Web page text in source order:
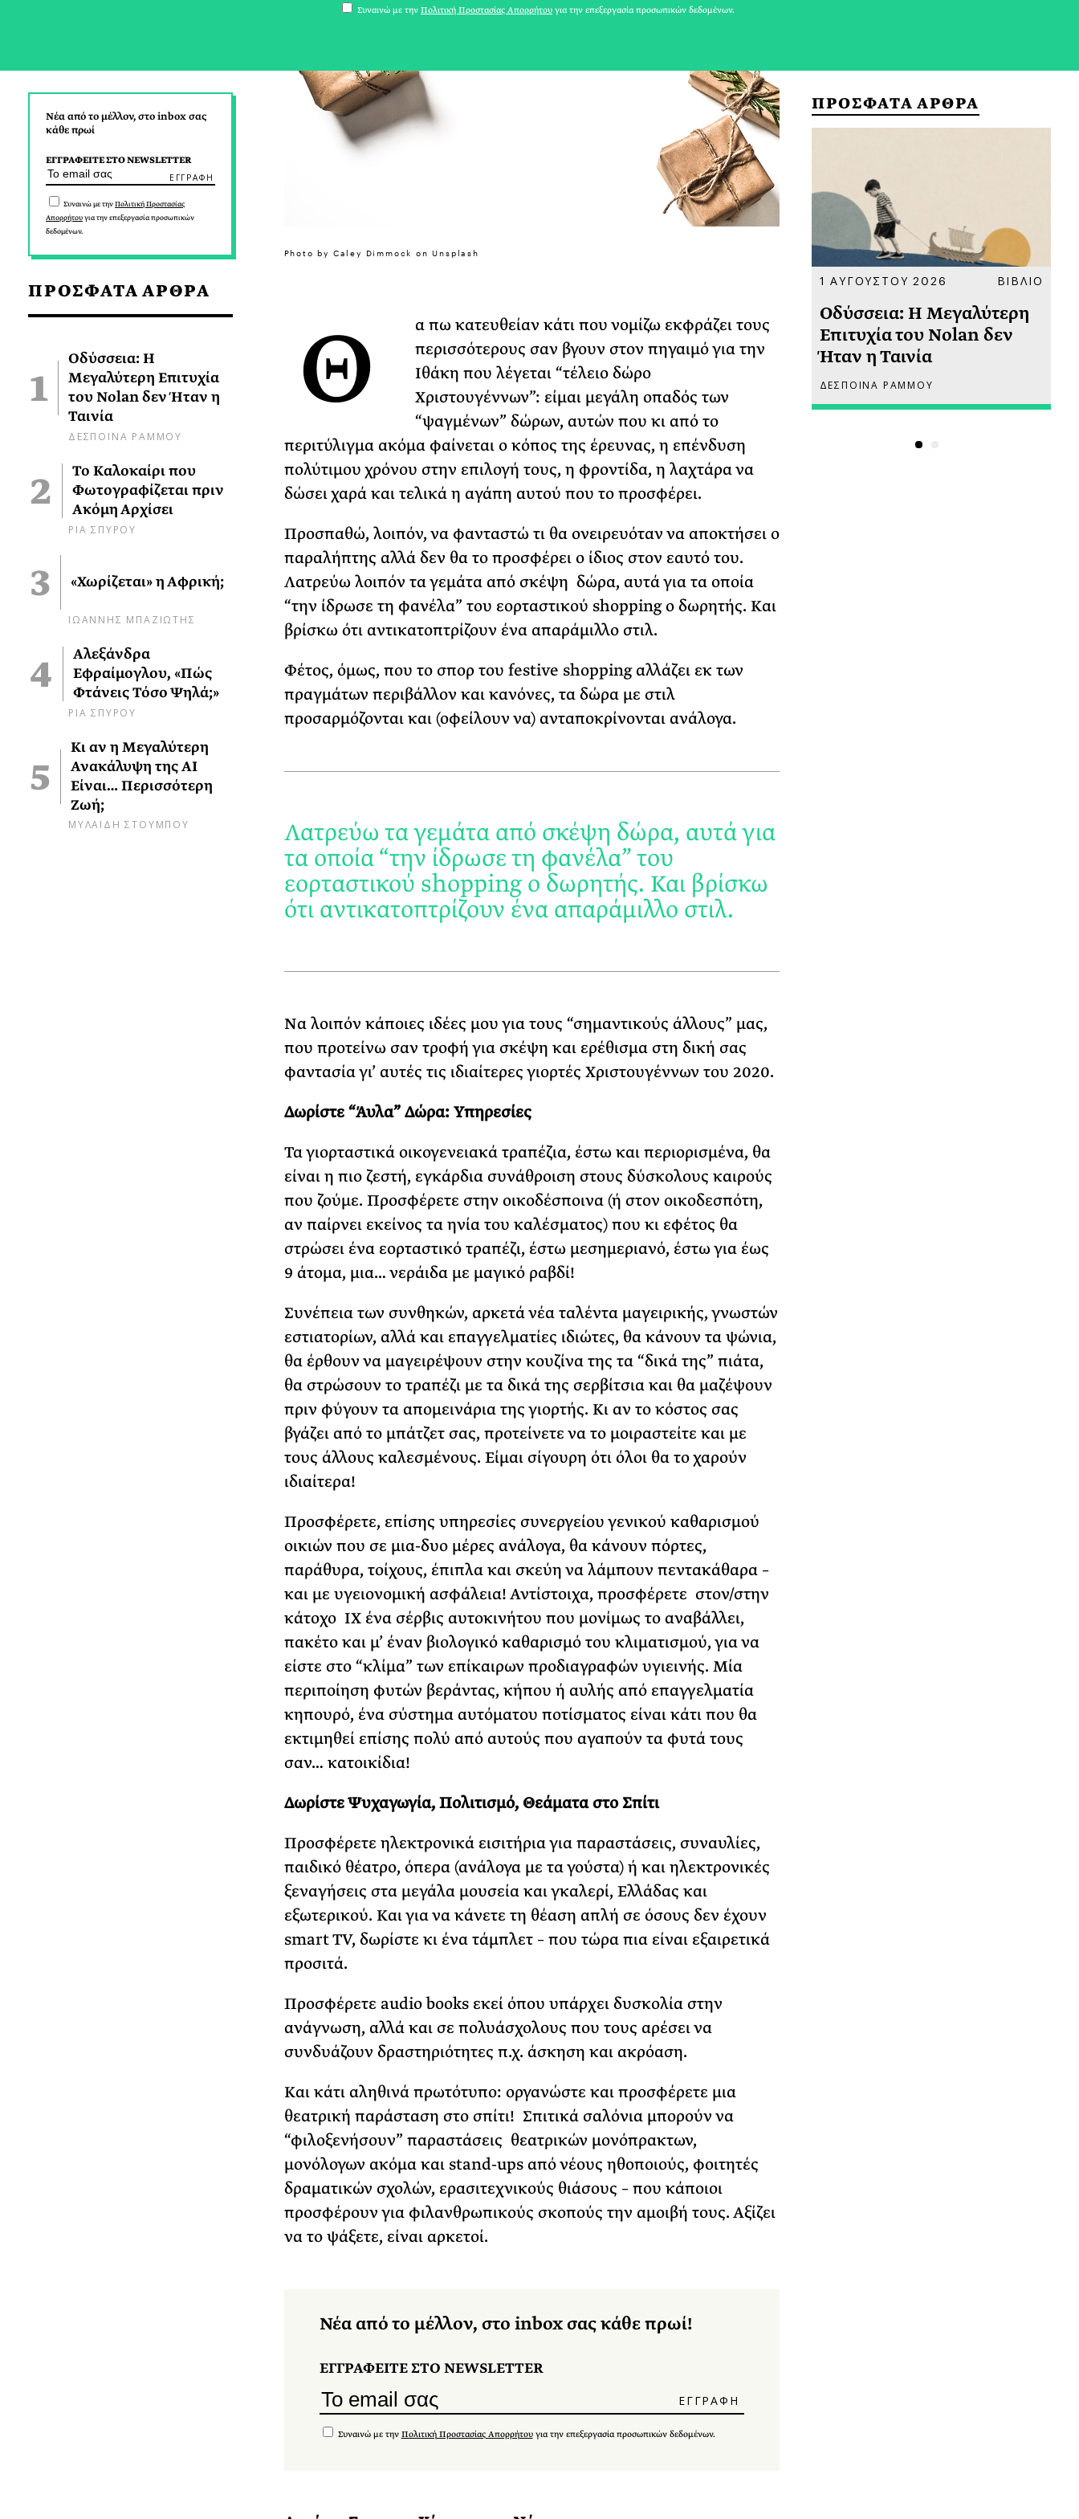
Νέα από το μέλλον, στο inbox σας
κάθε πρωί
ΕΓΓΡΑΦΕΙΤΕ ΣΤΟ NEWSLETTER
Συναινώ με τηνΠολιτική Προστασίας
Απορρήτουγια την επεξεργασία προσωπικών
δεδομένων.
ΠΡΟΣΦΑΤΑ ΑΡΘΡΑ
Οδύσσεια: Η
Μεγαλύτερη Επιτυχία
του Nolan δεν Ήταν η
Ταινία
ΔΕΣΠΟΙΝΑ ΡΑΜΜΟΥ
Το Καλοκαίρι που
Φωτογραφίζεται πριν
Ακόμη Αρχίσει
ΡΙΑ ΣΠΥΡΟΥ
«Χωρίζεται» η Αφρική;
ΙΩΑΝΝΗΣ ΜΠΑΖΙΩΤΗΣ
Αλεξάνδρα
Εφραίμογλου, «Πώς
Φτάνεις Τόσο Ψηλά;»
ΡΙΑ ΣΠΥΡΟΥ
Κι αν η Μεγαλύτερη
Ανακάλυψη της AI
Είναι… Περισσότερη
Ζωή;
ΜΥΛΑΙΔΗ ΣΤΟΥΜΠΟΥ
Photo by Caley Dimmock on Unsplash
Θ
α πω κατευθείαν κάτι που νομίζω εκφράζει τους
περισσότερους σαν βγουν στον πηγαιμό για την
Ιθάκη που λέγεται “τέλειο δώρο
Χριστουγέννων”: είμαι μεγάλη οπαδός των
“ψαγμένων” δώρων, αυτών που κι από το
περιτύλιγμα ακόμα φαίνεται ο κόπος της έρευνας, η επένδυση
πολύτιμου χρόνου στην επιλογή τους, η φροντίδα, η λαχτάρα να
δώσει χαρά και τελικά η αγάπη αυτού που το προσφέρει.
Προσπαθώ, λοιπόν, να φανταστώ τι θα ονειρευόταν να αποκτήσει ο
παραλήπτης αλλά δεν θα το προσφέρει ο ίδιος στον εαυτό του.
Λατρεύω λοιπόν τα γεμάτα από σκέψη δώρα, αυτά για τα οποία
“την ίδρωσε τη φανέλα” του εορταστικού shopping ο δωρητής. Και
βρίσκω ότι αντικατοπτρίζουν ένα απαράμιλλο στιλ.
Φέτος, όμως, που το σπορ του festive shopping αλλάζει εκ των
πραγμάτων περιβάλλον και κανόνες, τα δώρα με στιλ
προσαρμόζονται και (οφείλουν να) ανταποκρίνονται ανάλογα.
Λατρεύω τα γεμάτα από σκέψη δώρα, αυτά για
τα οποία “την ίδρωσε τη φανέλα” του
εορταστικού shopping ο δωρητής. Και βρίσκω
ότι αντικατοπτρίζουν ένα απαράμιλλο στιλ.
Να λοιπόν κάποιες ιδέες μου για τους “σημαντικούς άλλους” μας,
που προτείνω σαν τροφή για σκέψη και ερέθισμα στη δική σας
φαντασία γι’ αυτές τις ιδιαίτερες γιορτές Χριστουγέννων του 2020.
Δωρίστε “Άυλα” Δώρα: Yπηρεσίες
Τα γιορταστικά οικογενειακά τραπέζια, έστω και περιορισμένα, θα
είναι η πιο ζεστή, εγκάρδια συνάθροιση στους δύσκολους καιρούς
που ζούμε. Προσφέρετε στην οικοδέσποινα (ή στον οικοδεσπότη,
αν παίρνει εκείνος τα ηνία του καλέσματος) που κι εφέτος θα
στρώσει ένα εορταστικό τραπέζι, έστω μεσημεριανό, έστω για έως
9 άτομα, μια… νεράιδα με μαγικό ραβδί!
Συνέπεια των συνθηκών, αρκετά νέα ταλέντα μαγειρικής, γνωστών
εστιατορίων, αλλά και επαγγελματίες ιδιώτες, θα κάνουν τα ψώνια,
θα έρθουν να μαγειρέψουν στην κουζίνα της τα “δικά της” πιάτα,
θα στρώσουν το τραπέζι με τα δικά της σερβίτσια και θα μαζέψουν
πριν φύγουν τα απομεινάρια της γιορτής. Κι αν το κόστος σας
βγάζει από το μπάτζετ σας, προτείνετε να το μοιραστείτε και με
τους άλλους καλεσμένους. Είμαι σίγουρη ότι όλοι θα το χαρούν
ιδιαίτερα!
Προσφέρετε, επίσης υπηρεσίες συνεργείου γενικού καθαρισμού
οικιών που σε μια-δυο μέρες ανάλογα, θα κάνουν πόρτες,
παράθυρα, τοίχους, έπιπλα και σκεύη να λάμπουν πεντακάθαρα –
και με υγειονομική ασφάλεια! Αντίστοιχα, προσφέρετε στον/στην
κάτοχο ΙΧ ένα σέρβις αυτοκινήτου που μονίμως το αναβάλλει,
πακέτο και μ’ έναν βιολογικό καθαρισμό του κλιματισμού, για να
είστε στο “κλίμα” των επίκαιρων προδιαγραφών υγιεινής. Μία
περιποίηση φυτών βεράντας, κήπου ή αυλής από επαγγελματία
κηπουρό, ένα σύστημα αυτόματου ποτίσματος είναι κάτι που θα
εκτιμηθεί επίσης πολύ από αυτούς που αγαπούν τα φυτά τους
σαν… κατοικίδια!
Δωρίστε Ψυχαγωγία, Πολιτισμό, Θεάματα στο Σπίτι
Προσφέρετε ηλεκτρονικά εισιτήρια για παραστάσεις, συναυλίες,
παιδικό θέατρο, όπερα (ανάλογα με τα γούστα) ή και ηλεκτρονικές
ξεναγήσεις στα μεγάλα μουσεία και γκαλερί, Ελλάδας και
εξωτερικού. Και για να κάνετε τη θέαση απλή σε όσους δεν έχουν
smart TV, δωρίστε κι ένα τάμπλετ – που τώρα πια είναι εξαιρετικά
προσιτά.
Προσφέρετε audio books εκεί όπου υπάρχει δυσκολία στην
ανάγνωση, αλλά και σε πολυάσχολους που τους αρέσει να
συνδυάζουν δραστηριότητες π.χ. άσκηση και ακρόαση.
Και κάτι αληθινά πρωτότυπο: οργανώστε και προσφέρετε μια
θεατρική παράσταση στο σπίτι! Σπιτικά σαλόνια μπορούν να
“φιλοξενήσουν” παραστάσεις θεατρικών μονόπρακτων,
μονόλογων ακόμα και stand-ups από νέους ηθοποιούς, φοιτητές
δραματικών σχολών, ερασιτεχνικούς θιάσους – που κάποιοι
προσφέρουν για φιλανθρωπικούς σκοπούς την αμοιβή τους. Αξίζει
να το ψάξετε, είναι αρκετοί.
Νέα από το μέλλον, στο inbox σας κάθε πρωί!
ΕΓΓΡΑΦΕΙΤΕ ΣΤΟ NEWSLETTER
Συναινώ με την Πολιτική Προστασίας Απορρήτουγια την επεξεργασία προσωπικών δεδομένων.
ΠΡΟΣΦΑΤΑ ΑΡΘΡΑ
Το Καλοκαίρι που
Φωτογραφίζεται πριν
Ακόμη Αρχίσει
ΡΙΑ ΣΠΥΡΟΥ
1 ΑΥΓΟΥΣΤΟΥ 2026 ΒΙΒΛΙΟ
Οδύσσεια: Η Μεγαλύτερη
Επιτυχία του Nolan δεν
Ήταν η Ταινία
ΔΕΣΠΟΙΝΑ ΡΑΜΜΟΥ
Συναινώ με την Πολιτική Προστασίας Απορρήτου για την επεξεργασία προσωπικών δεδομένων.